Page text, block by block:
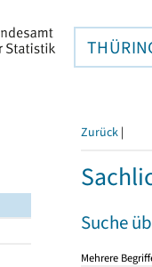
Zurück |
Suche
Mehrere